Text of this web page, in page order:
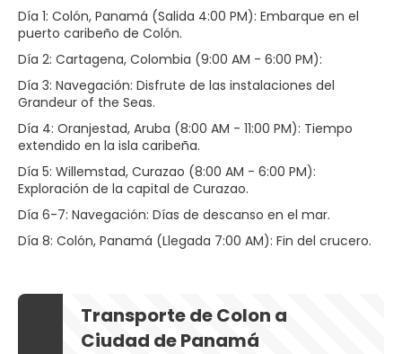
Día 1: Colón, Panamá (Salida 4:00 PM): Embarque en el
puerto caribeño de Colón.
Día 2: Cartagena, Colombia (9:00 AM - 6:00 PM):
Día 3: Navegación: Disfrute de las instalaciones del
Grandeur of the Seas.
Día 4: Oranjestad, Aruba (8:00 AM - 11:00 PM): Tiempo
extendido en la isla caribeña.
Día 5: Willemstad, Curazao (8:00 AM - 6:00 PM):
Exploración de la capital de Curazao.
Día 6-7: Navegación: Días de descanso en el mar.
Día 8: Colón, Panamá (Llegada 7:00 AM): Fin del crucero.
Transporte de Colon a
Ciudad de Panamá